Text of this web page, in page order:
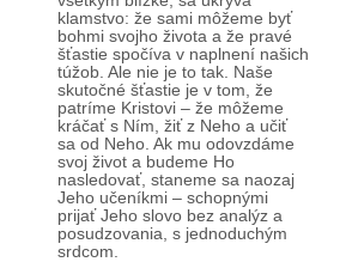
klamstvo: že sami môžeme byť
bohmi svojho života a že pravé
šťastie spočíva v naplnení našich
túžob. Ale nie je to tak. Naše
skutočné šťastie je v tom, že
patríme Kristovi – že môžeme
kráčať s Ním, žiť z Neho a učiť
sa od Neho. Ak mu odovzdáme
svoj život a budeme Ho
nasledovať, staneme sa naozaj
Jeho učeníkmi – schopnými
prijať Jeho slovo bez analýz a
posudzovania, s jednoduchým
srdcom.